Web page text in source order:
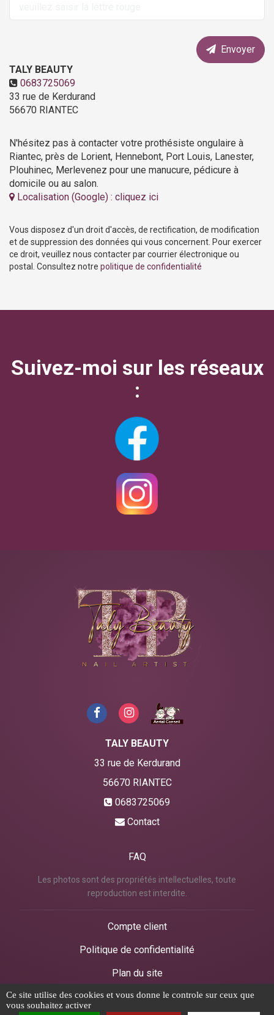
Envoyer
TALY BEAUTY
0683725069
33 rue de Kerdurand
56670 RIANTEC
N'hésitez pas à contacter votre prothésiste ongulaire à
Riantec, près de Lorient, Hennebont, Port Louis, Lanester,
Plouhinec, Merlevenez pour une manucure, pédicure à
domicile ou au salon.
Localisation (Google) : cliquez ici
Vous disposez d'un droit d'accès, de rectification, de modification
et de suppression des données qui vous concernent. Pour exercer
ce droit, veuillez nous contacter par courrier électronique ou
postal. Consultez notre politique de confidentialité
Suivez-moi sur les réseaux
:
TALY BEAUTY
33 rue de Kerdurand
56670 RIANTEC
0683725069
Contact
FAQ
Les photos sont des propriétés intellectuelles, toute
reproduction est interdite.
Compte client
Politique de confidentialité
Plan du site
Mentions légales
Ce site utilise des cookies et vous donne le controle sur ceux que
vous souhaitez activer